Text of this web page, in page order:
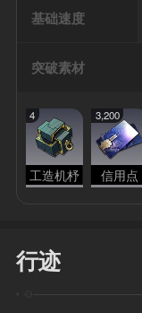
基础速度
突破素材
4
工造机杼
3,200
信用点
行迹